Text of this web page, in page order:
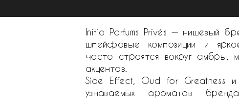
Initio Parfums Privés — нишевый
шлейфовые композиции и
часто строятся вокруг амбры,
акцентов.
Side Effect, Oud for Greatness
узнаваемых ароматов